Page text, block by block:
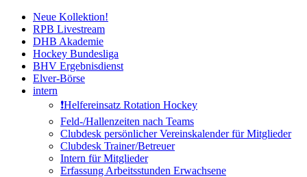
Zum
Inhalt
springen
Neue Kollektion!
RPB Livestream
DHB Akademie
Hockey Bundesliga
BHV Ergebnisdienst
Elver-Börse
intern
❗️Helfereinsatz Rotation Hockey
Feld-/Hallenzeiten nach Teams
Clubdesk persönlicher Vereinskalender für Mitglieder
Clubdesk Trainer/Betreuer
Intern für Mitglieder
Erfassung Arbeitsstunden Erwachsene